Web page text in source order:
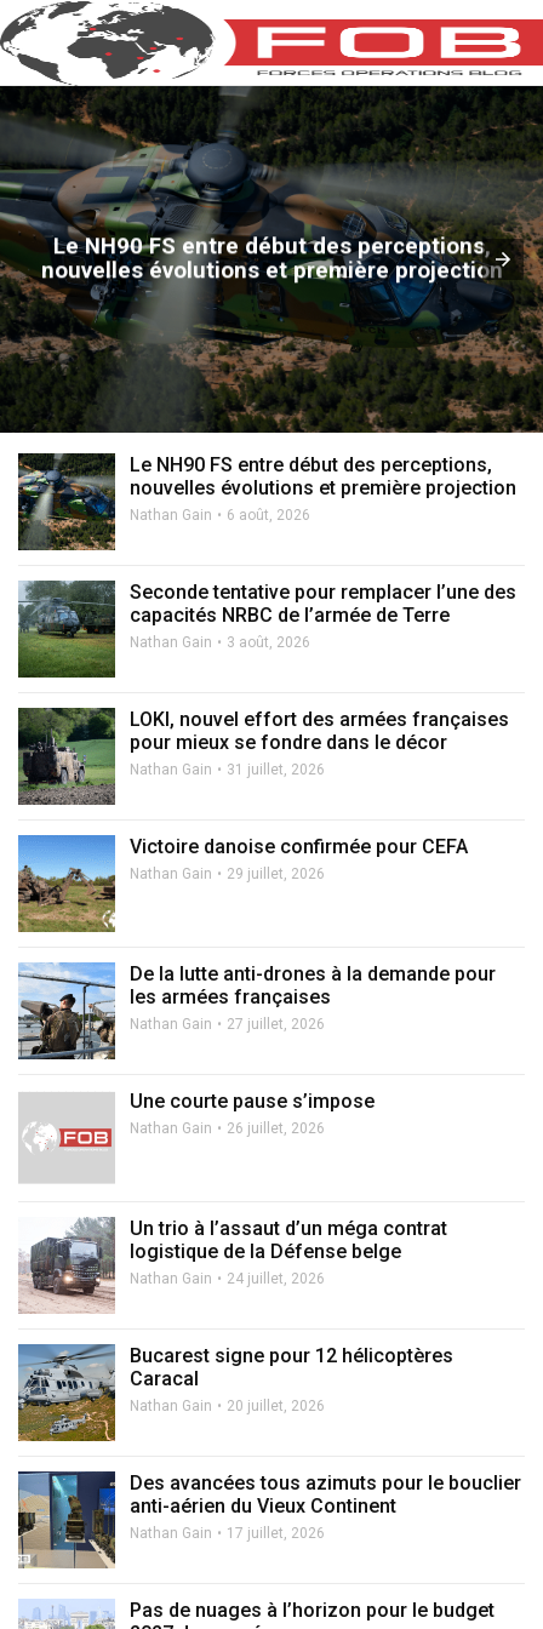
Le NH90 FS entre début des perceptions,
nouvelles évolutions et première projection
Le NH90 FS entre début des perceptions,
nouvelles évolutions et première projection
Nathan Gain 6 août, 2026
Seconde tentative pour remplacer l’une des
capacités NRBC de l’armée de Terre
Nathan Gain 3 août, 2026
LOKI, nouvel effort des armées françaises
pour mieux se fondre dans le décor
Nathan Gain 31 juillet, 2026
Victoire danoise confirmée pour CEFA
Nathan Gain 29 juillet, 2026
De la lutte anti-drones à la demande pour
les armées françaises
Nathan Gain 27 juillet, 2026
Une courte pause s’impose
Nathan Gain 26 juillet, 2026
Un trio à l’assaut d’un méga contrat
logistique de la Défense belge
Nathan Gain 24 juillet, 2026
Bucarest signe pour 12 hélicoptères
Caracal
Nathan Gain 20 juillet, 2026
Des avancées tous azimuts pour le bouclier
anti-aérien du Vieux Continent
Nathan Gain 17 juillet, 2026
Pas de nuages à l’horizon pour le budget